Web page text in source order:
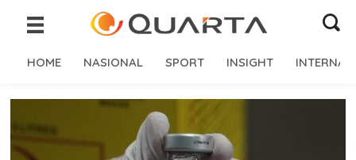
HOME NASIONAL SPORT INSIGHT